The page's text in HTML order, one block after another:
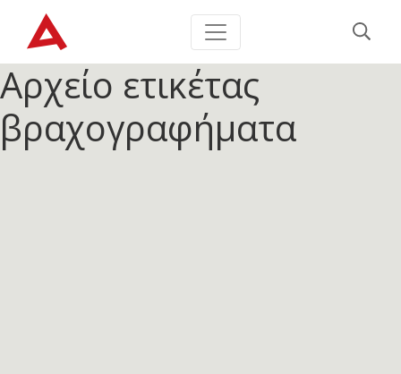
Αρχείο ετικέτας
βραχογραφήματα